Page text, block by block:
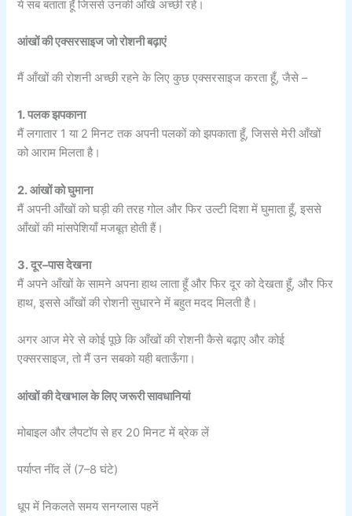
ये सब बताता हूँ जिससे उनकी आँखें अच्छी रहें।
आंखों की एक्सरसाइज जो रोशनी बढ़ाएं
मैं आँखों की रोशनी अच्छी रहने के लिए कुछ एक्सरसाइज करता हूँ, जैसे –
1. पलक झपकाना
मैं लगातार 1 या 2 मिनट तक अपनी पलकों को झपकाता हूँ, जिससे मेरी आँखों
को आराम मिलता है।
2. आंखों को घुमाना
मैं अपनी आँखों को घड़ी की तरह गोल और फिर उल्टी दिशा में घुमाता हूँ, इससे
आँखों की मांसपेशियाँ मजबूत होती हैं।
3. दूर–पास देखना
मैं अपने आँखों के सामने अपना हाथ लाता हूँ और फिर दूर को देखता हूँ, और फिर
हाथ, इससे आँखों की रोशनी सुधारने में बहुत मदद मिलती है।
अगर आज मेरे से कोई पूछे कि आँखों की रोशनी कैसे बढ़ाए और कोई
एक्सरसाइज, तो मैं उन सबको यही बताऊँगा।
आंखों की देखभाल के लिए जरूरी सावधानियां
मोबाइल और लैपटॉप से हर 20 मिनट में ब्रेक लें
पर्याप्त नींद लें (7–8 घंटे)
धूप में निकलते समय सनग्लास पहनें